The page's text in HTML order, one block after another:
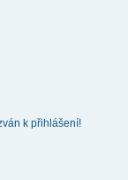
k přihlášení!